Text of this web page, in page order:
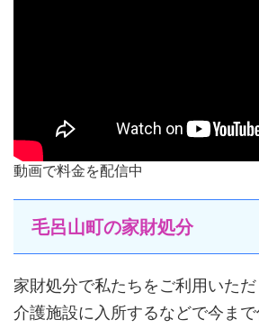
動画で料金を配信中
毛呂山町の家財処分
家財処分で私たちをご利用いた
介護施設に入所するなどで今ま